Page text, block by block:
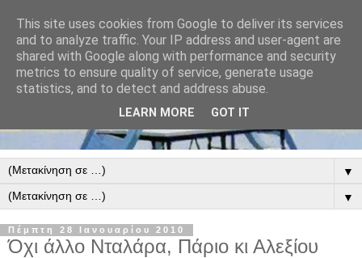
▼
▼
Πέμπτη 28 Ιανουαρίου 2010
Όχι άλλο Νταλάρα, Πάριο κι Αλεξίου
This site uses cookies from Google to deliver its services
and to analyze traffic. Your IP address and user-agent are
shared with Google along with performance and security
metrics to ensure quality of service, generate usage
statistics, and to detect and address abuse.
LEARN MORE GOT IT